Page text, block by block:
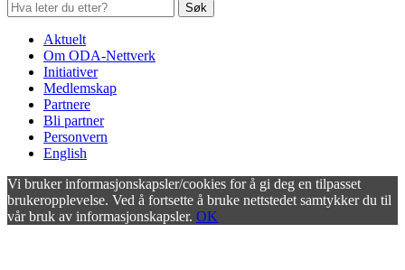
Aktuelt
Om ODA-Nettverk
Initiativer
Medlemskap
Partnere
Bli partner
Personvern
English
Vi bruker informasjonskapsler/cookies for å gi deg en tilpasset
brukeropplevelse. Ved å fortsette å bruke nettstedet samtykker du til
vår bruk av informasjonskapsler. OK